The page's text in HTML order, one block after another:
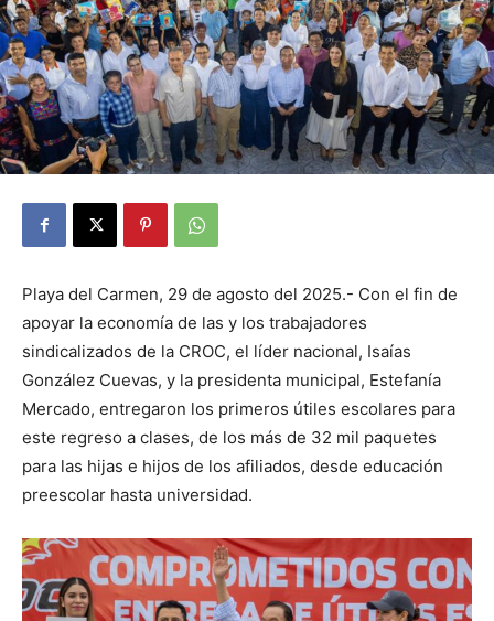
Playa del Carmen, 29 de agosto del 2025.- Con el fin de
apoyar la economía de las y los trabajadores
sindicalizados de la CROC, el líder nacional, Isaías
González Cuevas, y la presidenta municipal, Estefanía
Mercado, entregaron los primeros útiles escolares para
este regreso a clases, de los más de 32 mil paquetes
para las hijas e hijos de los afiliados, desde educación
preescolar hasta universidad.